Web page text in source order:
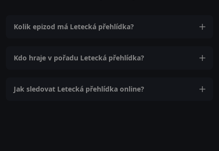
Kolik epizod má Letecká přehlídka?
Kdo hraje v pořadu Letecká přehlídka?
Jak sledovat Letecká přehlídka online?